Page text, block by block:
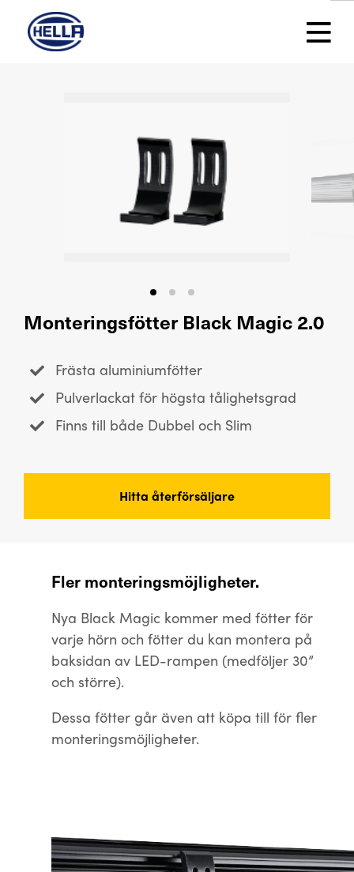
Monteringsfötter Black Magic 2.0
Frästa aluminiumfötter
Pulverlackat för högsta tålighetsgrad
Finns till både Dubbel och Slim
Hitta återförsäljare
Fler monteringsmöjligheter.
Nya Black Magic kommer med fötter för
varje hörn och fötter du kan montera på
baksidan av LED-rampen (medföljer 30”
och större).
Dessa fötter går även att köpa till för fler
monteringsmöjligheter.